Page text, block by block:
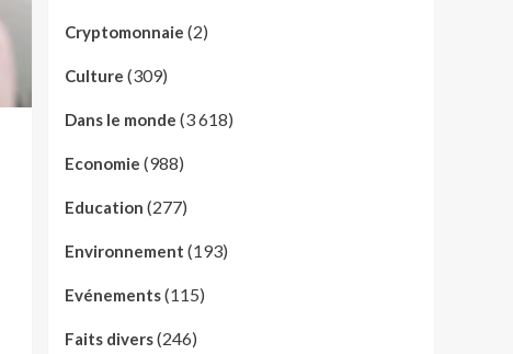
Cryptomonnaie (2)
Culture (309)
Dans le monde (3 618)
Economie (988)
Education (277)
Environnement (193)
Evénements(115)
Faits divers(246)